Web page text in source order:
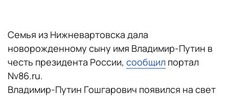
Семья из Нижневартовска дала
новорожденному сыну имя Владимир-Путин в
честь президента России, сообщил портал
Nv86.ru.
Владимир-Путин Гошгарович появился на свет